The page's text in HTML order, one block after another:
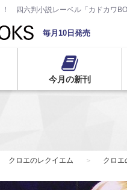
四六判小説レーベル「カドカワ
毎月10日発売
今月の新刊
クロエのレクイエム クロ